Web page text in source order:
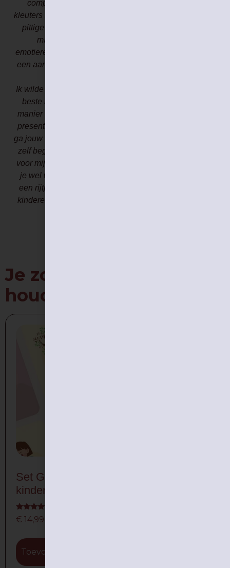
compliment geven. Ik ben zelf orthopedagoge bij
kleuters met ontwikkelingsproblemen en mama van een
pittige peuter van 2 en een half en een baby van 10
maanden. Ik volgde al veel vormingen rond
emotieregulatie in kader van mijn beroep en recent ook
een aantal ivm de peuterpuberteit van mijn zoontje die
Ik wilde je even laten weten dat jouw vorming 1 van de
beste is die ik al tegengekomen ben! De inhoud, de
manier waarop je het brengt, de wijze waarop jij jezelf
presenteert als niet-perfecte mens en ouder… TOP! Ik
ga jouw website zeker aanbevelen aan de ouders die ik
zelf begeleid en een aantal tips zeker ter harte nemen
voor mijn eigen opvoeding. Inderdaad, veel dingen die
je wel wéét, maar toch zo helpend om ze zo mooi op
een rijtje nog eens herhaald te horen. Net zoals onze
kinderen veel leren van herhaling. Dankjewel!”
Je zou ook kunnen
houden van …
Set Gevoelskaarten + Copingkaarten
kinderen – digitaal
Gewaardeerd
5.00
€ 14,99
Toevoegen aan winkelwagen